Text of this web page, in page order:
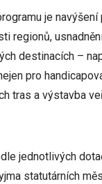
je navýšení
regionů,
destinacích –
pro
tras a výstavba
jednotlivých
statutárních